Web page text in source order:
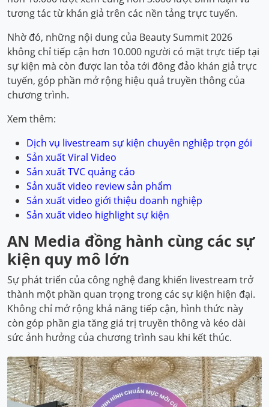
tương tác từ khán giả trên các nền tảng trực tuyến.
Nhờ đó, những nội dung của Beauty Summit 2026
không chỉ tiếp cận hơn 10.000 người có mặt trực tiếp tại
sự kiện mà còn được lan tỏa tới đông đảo khán giả trực
tuyến, góp phần mở rộng hiệu quả truyền thông của
chương trình.
Xem thêm:
Dịch vụ livestream sự kiện chuyên nghiệp trọn gói
Sản xuất Viral Video
Sản xuất TVC quảng cáo
Sản xuất video review sản phẩm
Sản xuất video giới thiệu doanh nghiệp
Sản xuất video highlight sự kiện
AN Media đồng hành cùng các sự
kiện quy mô lớn
Sự phát triển của công nghệ đang khiến livestream trở
thành một phần quan trọng trong các sự kiện hiện đại.
Không chỉ mở rộng khả năng tiếp cận, hình thức này
còn góp phần gia tăng giá trị truyền thông và kéo dài
sức ảnh hưởng của chương trình sau khi kết thúc.